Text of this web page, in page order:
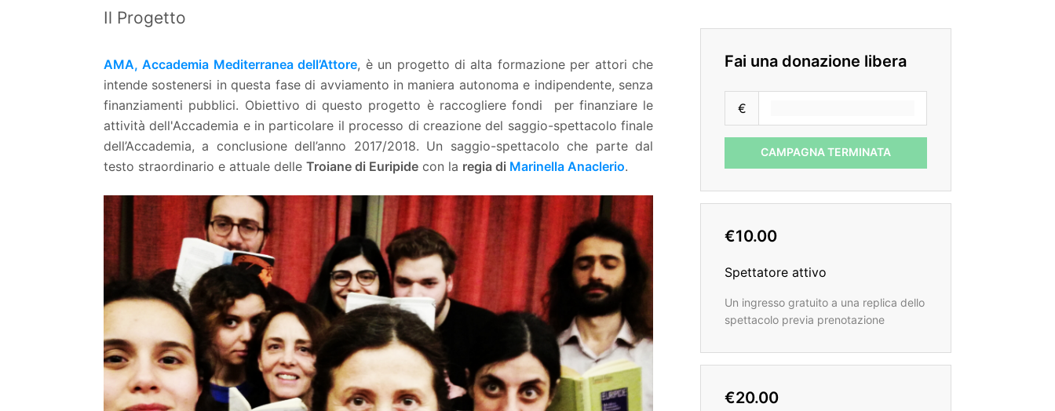
Il Progetto
AMA, Accademia Mediterranea dell’Attore, è un progetto di alta formazione per attori che
intende sostenersi in questa fase di avviamento in maniera autonoma e indipendente, senza
finanziamenti pubblici. Obiettivo di questo progetto è raccogliere fondi per finanziare le
attività dell'Accademia e in particolare il processo di creazione del saggio-spettacolo finale
dell’Accademia, a conclusione dell’anno 2017/2018. Un saggio-spettacolo che parte dal
testo straordinario e attuale delle Troiane di Euripide con la regia di Marinella Anaclerio.
Fai una donazione libera
€
CAMPAGNA TERMINATA
€10.00
Spettatore attivo
Un ingresso gratuito a una replica dello
spettacolo previa prenotazione
€20.00